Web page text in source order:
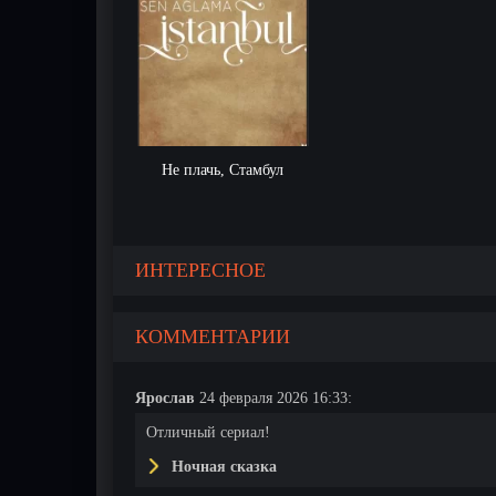
Не плачь, Стамбул
ИНТЕРЕСНОЕ
КОММЕНТАРИИ
Ярослав 24 февраля 2026 16:33:
Отличный сериал!
Ночная сказка